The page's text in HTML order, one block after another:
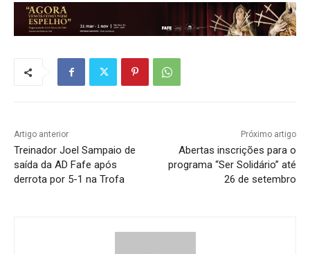
Artigo anterior
Treinador Joel Sampaio de
saída da AD Fafe após
derrota por 5-1 na Trofa
Próximo artigo
Abertas inscrições para o
programa “Ser Solidário” até
26 de setembro